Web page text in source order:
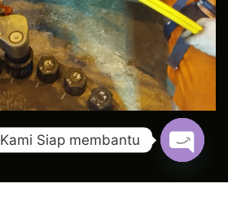
Kami Siap membantu
Open